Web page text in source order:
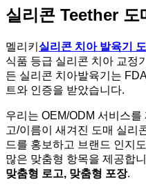
실리콘 Teether 도
멜리키 실리콘 치아 발육기
식품 등급 실리콘 치아 교정
든 실리콘 치아발육기는
트와 인증을 받았습니다.
우리는 OEM/ODM 서비스
고/이름이 새겨진 도매 실리
드를 홍보하고 브랜드 인지
많은 맞춤형 항목을 제공합
맞춤형 로고, 맞춤형 포장.